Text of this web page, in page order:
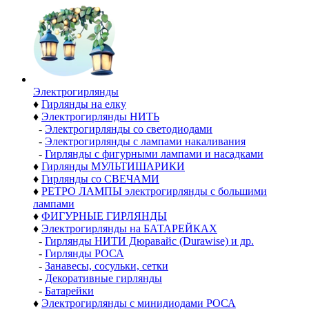
Электро­гирлянды
♦ Гирлянды на елку
♦ Электрогирлянды НИТЬ
- Электрогирлянды со светодиодами
- Электрогирлянды с лампами накаливания
- Гирлянды с фигурными лампами и насадками
♦ Гирлянды МУЛЬТИШАРИКИ
♦ Гирлянды со СВЕЧАМИ
♦ РЕТРО ЛАМПЫ электрогирлянды с большими
лампами
♦ ФИГУРНЫЕ ГИРЛЯНДЫ
♦ Электрогирлянды на БАТАРЕЙКАХ
- Гирлянды НИТИ Дюравайс (Durawise) и др.
- Гирлянды РОСА
- Занавесы, сосульки, сетки
- Декоративные гирлянды
- Батарейки
♦ Электрогирлянды с минидиодами РОСА